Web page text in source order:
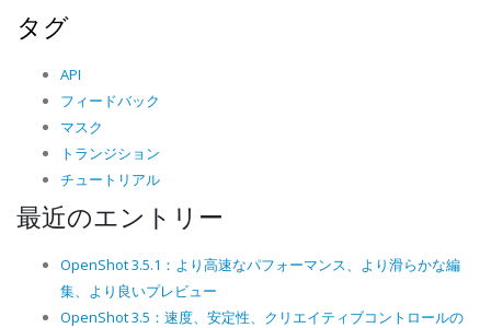
タグ
API
フィードバック
マスク
トランジション
チュートリアル
最近のエントリー
OpenShot 3.5.1：より高速なパフォーマンス、より滑らかな編
集、より良いプレビュー
OpenShot 3.5：速度、安定性、クリエイティブコントロールの